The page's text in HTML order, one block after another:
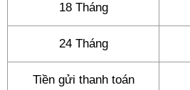
18 Tháng
24 Tháng
Tiền gửi thanh toán